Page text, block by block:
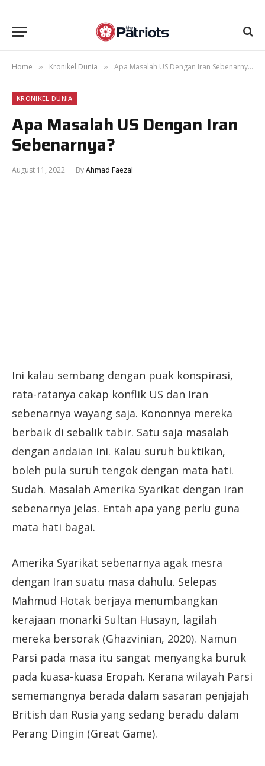
Home » Kronikel Dunia » Apa Masalah US Dengan Iran Sebenarnya?
KRONIKEL DUNIA
Apa Masalah US Dengan Iran
Sebenarnya?
August 11, 2022 ByAhmad Faezal
Ini kalau sembang dengan puak konspirasi,
rata-ratanya cakap konflik US dan Iran
sebenarnya wayang saja. Kononnya mereka
berbaik di sebalik tabir. Satu saja masalah
dengan andaian ini. Kalau suruh buktikan,
boleh pula suruh tengok dengan mata hati.
Sudah. Masalah Amerika Syarikat dengan Iran
sebenarnya jelas. Entah apa yang perlu guna
mata hati bagai.
Amerika Syarikat sebenarnya agak mesra
dengan Iran suatu masa dahulu. Selepas
Mahmud Hotak berjaya menumbangkan
kerajaan monarki Sultan Husayn, lagilah
mereka bersorak (Ghazvinian, 2020). Namun
Parsi pada masa itu sangat menyangka buruk
pada kuasa-kuasa Eropah. Kerana wilayah Parsi
sememangnya berada dalam sasaran penjajah
British dan Rusia yang sedang beradu dalam
Perang Dingin (Great Game).